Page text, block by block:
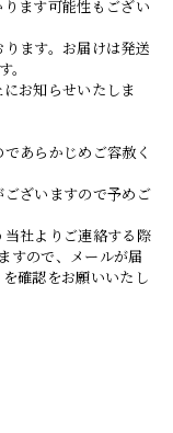
ます可能性もござい
ます。お届けは発送
お知らせいたしま
あらかじめご容赦く
ざいますので予めご
社よりご連絡する際
すので、メールが届
確認をお願いいたし